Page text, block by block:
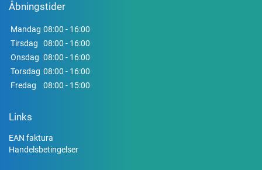
Åbningstider
Mandag 08:00 - 16:00
Tirsdag
08:00 - 16:00
Onsdag 08:00 - 16:00
Torsdag 08:00 - 16:00
Fredag
08:00 - 15:00
Links
EAN faktura
Handelsbetingelser